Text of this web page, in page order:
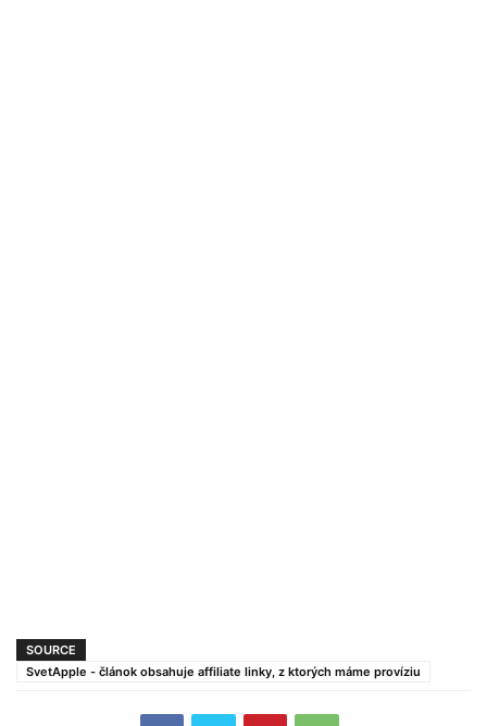
SOURCE
SvetApple - článok obsahuje affiliate linky, z ktorých máme províziu